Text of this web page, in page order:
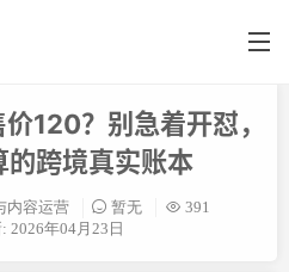
首页
语阁
120？别急着开怼，
跨境真实账本
内容运营 暂无
391
2026年04月23日